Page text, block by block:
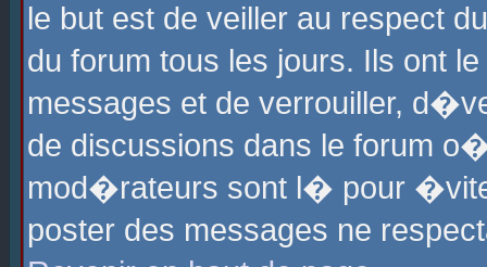
le but est de veiller au respect
du forum tous les jours. Ils ont
messages et de verrouiller,
de discussions dans le forum
mod�rateurs sont l� pour
poster des messages ne